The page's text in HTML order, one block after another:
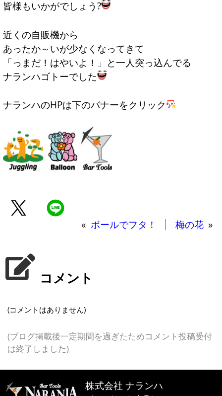
皆様もいかがでしょう?
近くの自販機から
あったか～いが少なくなってきて
「っまだ！はやいよ！」と一人突っ込んでる
ナランハゴトーでした
ナランハのHPは下のバナーをクリック
« ボールでフタ！ 梅の花 »
コメント
(コメントはありません)
(ブログ掲載後一定期間を過ぎたためコメント投稿受付
は終了しました)
株式会社 ナランハ